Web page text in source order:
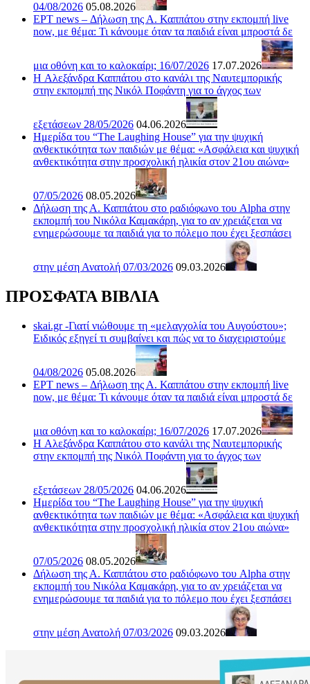
04/08/2026 05.08.2026
ΕΡΤ news – Δήλωση της Α. Καππάτου στην εκπομπή live
now, με θέμα: Τι κάνουμε όταν τα παιδιά είναι μπροστά δε
μια οθόνη και το καλοκαίρι; 16/07/2026 17.07.2026
H Αλεξάνδρα Καππάτου στο κανάλι της Ναυτεμπορικής
στην εκπομπή της Νικόλ Ποφάντη για το άγχος των
εξετάσεων 28/05/2026 04.06.2026
Ημερίδα του “The Laughing House” για την ψυχική
ανθεκτικότητα των παιδιών με θέμα: «Ασφάλεια και ψυχική
ανθεκτικότητα στην προσχολική ηλικία στον 21ου αιώνα»
07/05/2026 08.05.2026
Δήλωση της Α. Καππάτου στο ραδιόφωνο του Alpha στην
εκπομπή του Νικόλα Καμακάρη, για το αν χρειάζεται να
ενημερώσουμε τα παιδιά για το πόλεμο που έχει ξεσπάσει
στην μέση Ανατολή 07/03/2026 09.03.2026
ΠΡΟΣΦΑΤΑ ΒΙΒΛΙΑ
skai.gr -Γιατί νιώθουμε τη «μελαγχολία του Αυγούστου»;
Ειδικός εξηγεί τι συμβαίνει και πώς να το διαχειριστούμε
04/08/2026 05.08.2026
ΕΡΤ news – Δήλωση της Α. Καππάτου στην εκπομπή live
now, με θέμα: Τι κάνουμε όταν τα παιδιά είναι μπροστά δε
μια οθόνη και το καλοκαίρι; 16/07/2026 17.07.2026
H Αλεξάνδρα Καππάτου στο κανάλι της Ναυτεμπορικής
στην εκπομπή της Νικόλ Ποφάντη για το άγχος των
εξετάσεων 28/05/2026 04.06.2026
Ημερίδα του “The Laughing House” για την ψυχική
ανθεκτικότητα των παιδιών με θέμα: «Ασφάλεια και ψυχική
ανθεκτικότητα στην προσχολική ηλικία στον 21ου αιώνα»
07/05/2026 08.05.2026
Δήλωση της Α. Καππάτου στο ραδιόφωνο του Alpha στην
εκπομπή του Νικόλα Καμακάρη, για το αν χρειάζεται να
ενημερώσουμε τα παιδιά για το πόλεμο που έχει ξεσπάσει
στην μέση Ανατολή 07/03/2026 09.03.2026